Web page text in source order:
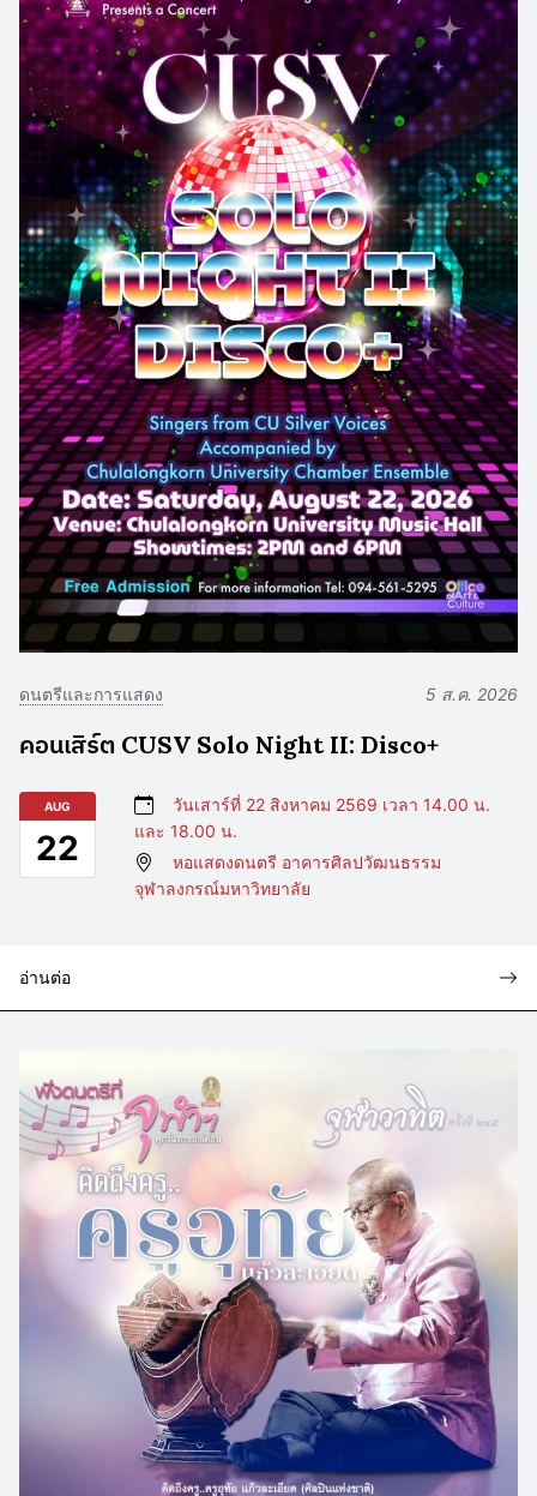
ดนตรีและการแสดง 5 ส.ค. 2026
คอนเสิร์ต CUSV Solo Night II: Disco+
AUG
22
วันเสาร์ที่ 22 สิงหาคม 2569 เวลา 14.00 น.
และ 18.00 น.
หอแสดงดนตรี อาคารศิลปวัฒนธรรม
จุฬาลงกรณ์มหาวิทยาลัย
อ่านต่อ